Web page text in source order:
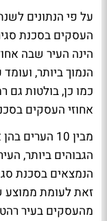
העסקים בסכנת
הינה העיר שבה
כמו כן, בולטות גם
אחוזי העסקים
מבין 10
הגבוהים ביותר,
מהעסקים בעיר